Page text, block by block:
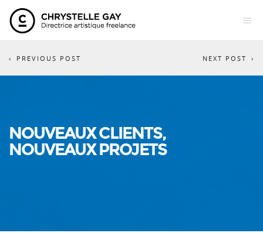
NEXT POST
PREVIOUS POST
NOUVEAUX CLIENTS,
NOUVEAUX PROJETS